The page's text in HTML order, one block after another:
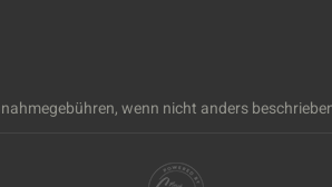
wenn nicht anders